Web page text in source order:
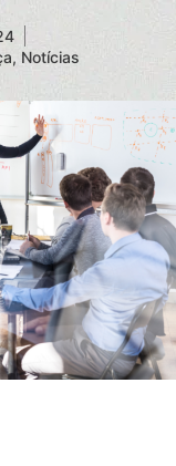
, Notícias